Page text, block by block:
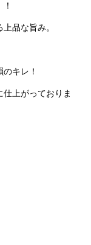
品な旨み。
キレ！
上がっておりま